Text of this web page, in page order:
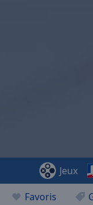
Favoris
Jeux